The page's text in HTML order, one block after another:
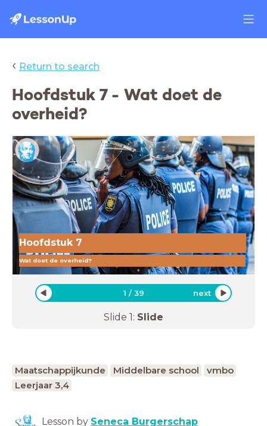
‹ Return to search
Hoofdstuk 7 - Wat doet de
overheid?
Hoofdstuk 7
Wat doet de overheid?
1 /39 next
Slide 1: Slide
Maatschappijkunde Middelbare school
vmbo
Leerjaar 3,4
Lesson by Seneca Burgerschap